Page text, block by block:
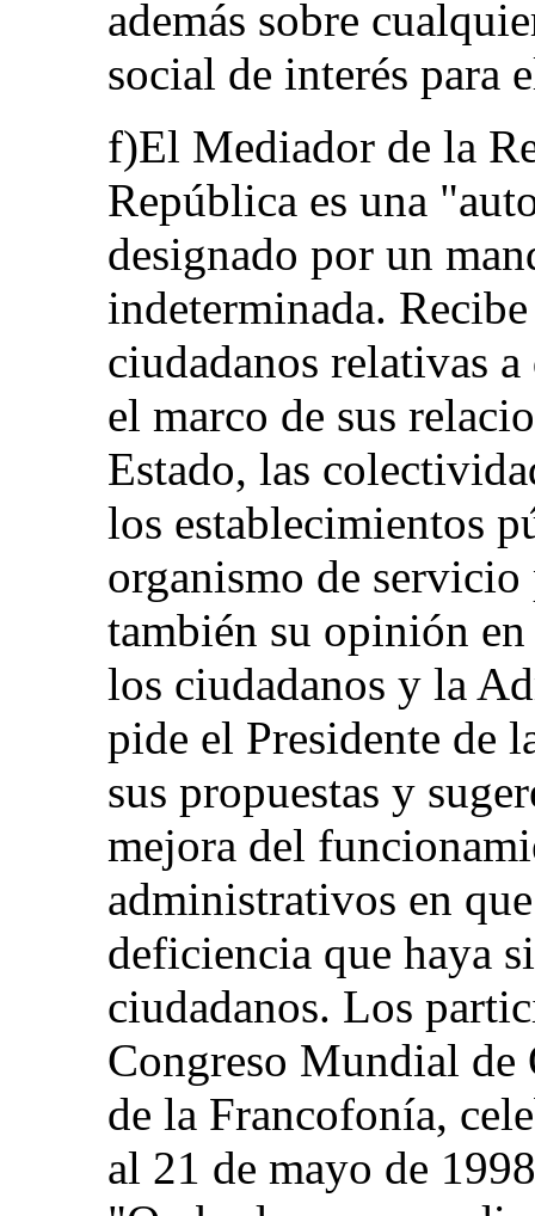
además sobre
social de interés para
f)El Mediador de la
República es una
designado por un
indeterminada.
ciudadanos relativas
el marco de sus
Estado, las
los establecimientos
organismo de
también su opinión
los ciudadanos y la
pide el Presidente de
sus propuestas y
mejora del
administrativos en
deficiencia que haya
ciudadanos. Los
Congreso Mundial de
de la Francofonía,
al 21 de mayo de